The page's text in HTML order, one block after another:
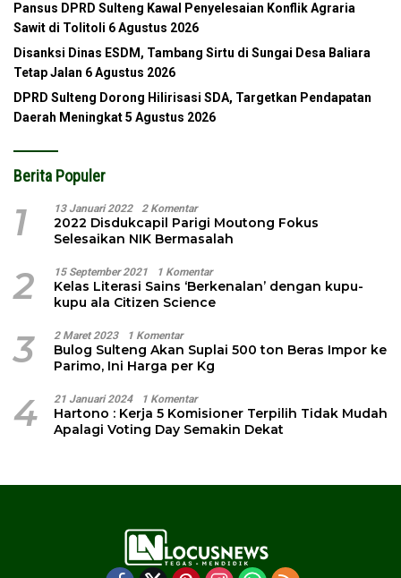
Pansus DPRD Sulteng Kawal Penyelesaian Konflik Agraria
Sawit di Tolitoli 6 Agustus 2026
Disanksi Dinas ESDM, Tambang Sirtu di Sungai Desa Baliara
Tetap Jalan 6 Agustus 2026
DPRD Sulteng Dorong Hilirisasi SDA, Targetkan Pendapatan
Daerah Meningkat5 Agustus 2026
Berita Populer
1 13 Januari 2022 2 Komentar
2022 Disdukcapil Parigi Moutong Fokus
Selesaikan NIK Bermasalah
2 15 September 2021 1 Komentar
Kelas Literasi Sains ‘Berkenalan’ dengan kupu-
kupu ala Citizen Science
3 2 Maret 2023 1 Komentar
Bulog Sulteng Akan Suplai 500 ton Beras Impor ke
Parimo, Ini Harga per Kg
4 21 Januari 2024 1 Komentar
Hartono : Kerja 5 Komisioner Terpilih Tidak Mudah
Apalagi Voting Day Semakin Dekat